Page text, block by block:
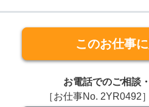
このお仕事
お電話でのご相談
［お仕事No. 2YR0492